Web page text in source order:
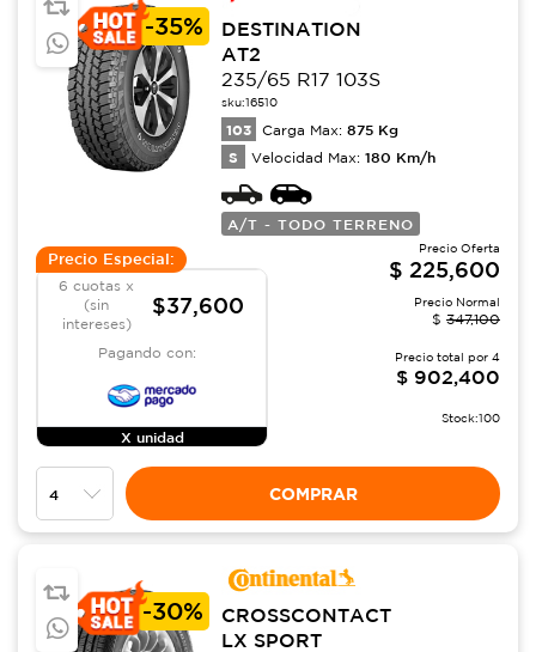
-35%
DESTINATION
AT2
235/65 R17 103S
sku:16510
103 Carga Max: 875 Kg
S Velocidad Max: 180 Km/h
A/T - TODO TERRENO
Precio Especial:
6 cuotas x
(sin
intereses)
$37,600
Pagando con:
X unidad
Precio Oferta
$ 225,600
Precio Normal
$ 347,100
Precio total por 4
$ 902,400
Stock:100
COMPRAR
-30%
CROSSCONTACT
LX SPORT